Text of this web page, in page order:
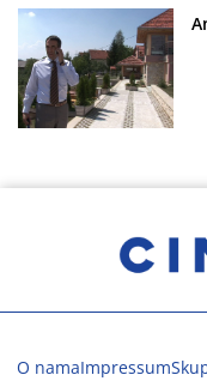
O namaImpressum